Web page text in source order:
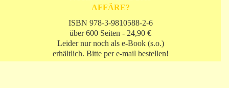
AFFÄRE?
ISBN 978-3-9810588-2-6
über 600 Seiten - 24,90 €
Leider nur noch als e-Book (s.o.)
erhältlich. Bitte per e-mail bestellen!